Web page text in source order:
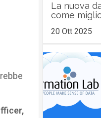
La nuova
come
20 Ott 2025